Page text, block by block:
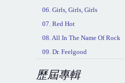
06. Girls, Girls, Girls
07. Red Hot
08. All In The Name Of Rock
09. Dr. Feelgood
歷屆專輯